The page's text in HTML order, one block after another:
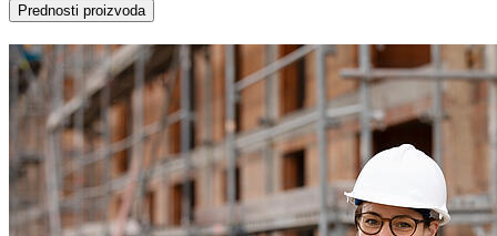
Prednosti proizvoda